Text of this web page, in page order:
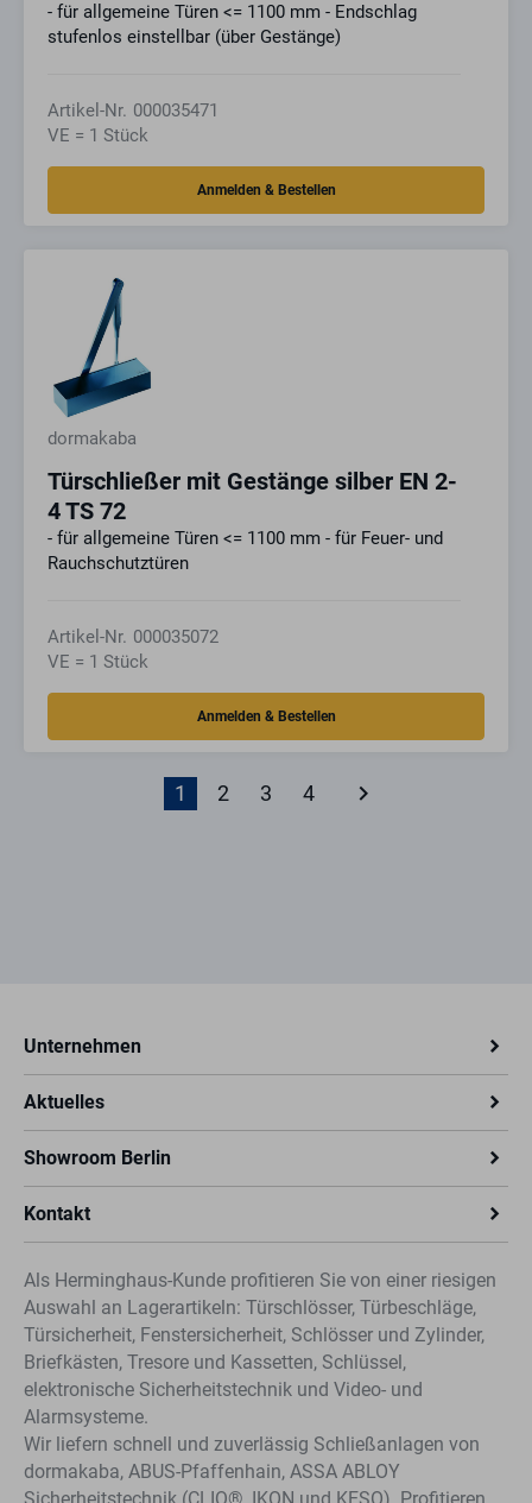
- für allgemeine Türen <= 1100 mm - Endschlag
stufenlos einstellbar (über Gestänge)
Artikel-Nr. 000035471
VE = 1 Stück
dormakaba
Türschließer mit Gestänge silber EN 2-
4 TS 72
- für allgemeine Türen <= 1100 mm - für Feuer- und
Rauchschutztüren
Artikel-Nr. 000035072
VE = 1 Stück
1 2 3 4 keyboard_arrow_right
Unternehmen
Aktuelles
Showroom Berlin
Kontakt
Als Herminghaus-Kunde profitieren Sie von einer riesigen
Auswahl an Lagerartikeln: Türschlösser, Türbeschläge,
Türsicherheit, Fenstersicherheit, Schlösser und Zylinder,
Briefkästen, Tresore und Kassetten, Schlüssel,
elektronische Sicherheitstechnik und Video- und
Alarmsysteme.
Wir liefern schnell und zuverlässig Schließanlagen von
dormakaba, ABUS-Pfaffenhain, ASSA ABLOY